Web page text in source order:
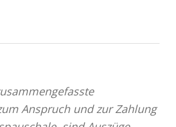
Anspruch und zur Zahlung